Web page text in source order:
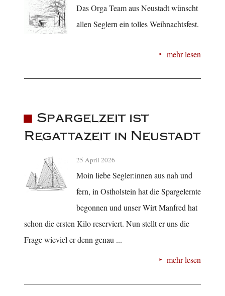
Das Orga Team aus Neustadt wünscht
allen Seglern ein tolles Weihnachtsfest.
mehr lesen
Spargelzeit ist
Regattazeit in Neustadt
25 April 2026
Moin liebe Segler:innen aus nah und
fern, in Ostholstein hat die Spargelernte
begonnen und unser Wirt Manfred hat
schon die ersten Kilo reserviert. Nun stellt er uns die
Frage wieviel er denn genau ...
mehr lesen